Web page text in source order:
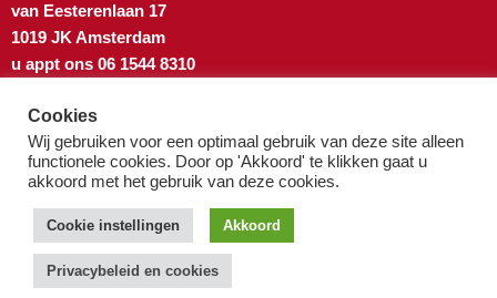
van Eesterenlaan 17
1019 JK Amsterdam
u appt ons 06 1544 8310
Algemene Voorwaarden
Privacy-beleid & cookies
Cookies
Wij gebruiken voor een optimaal gebruik van deze site alleen
functionele cookies. Door op 'Akkoord' te klikken gaat u
akkoord met het gebruik van deze cookies.
Cookie instellingen Akkoord
Privacybeleid en cookies